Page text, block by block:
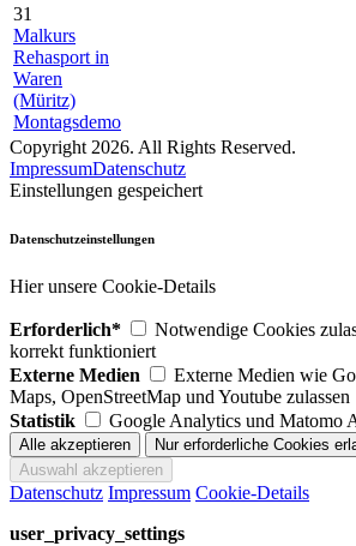
31
Malkurs
Rehasport in
Waren
(Müritz)
Montagsdemo
Copyright 2026. All Rights Reserved.
ImpressumDatenschutz
Einstellungen gespeichert
Datenschutzeinstellungen
Hier unsere Cookie-Details
Erforderlich*
Notwendige Cookies
korrekt funktioniert
Externe Medien
Externe Medien wie
Maps, OpenStreetMap und Youtube zulassen
Statistik
Google Analytics und Matomo
Datenschutz Impressum Cookie-Details
user_privacy_settings